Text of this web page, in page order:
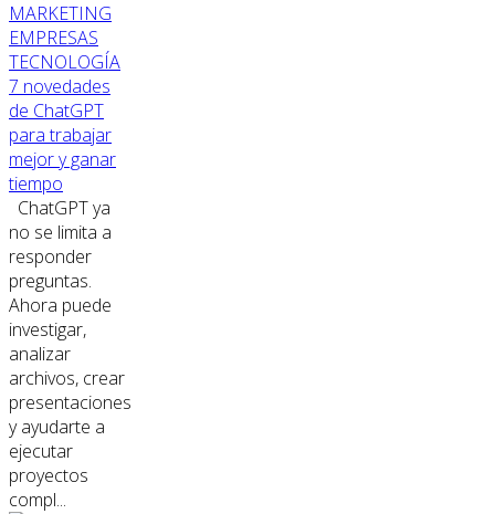
MARKETING
EMPRESAS
TECNOLOGÍA
7 novedades
de ChatGPT
para trabajar
mejor y ganar
tiempo
ChatGPT ya
no se limita a
responder
preguntas.
Ahora puede
investigar,
analizar
archivos, crear
presentaciones
y ayudarte a
ejecutar
proyectos
compl...